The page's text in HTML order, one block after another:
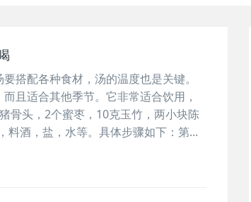
搭配各种食材，汤的温度也是关键。
且适合其他季节。它非常适合饮用，
骨头，2个蜜枣，10克玉竹，两小块陈
料酒，盐，水等。具体步骤如下：第...